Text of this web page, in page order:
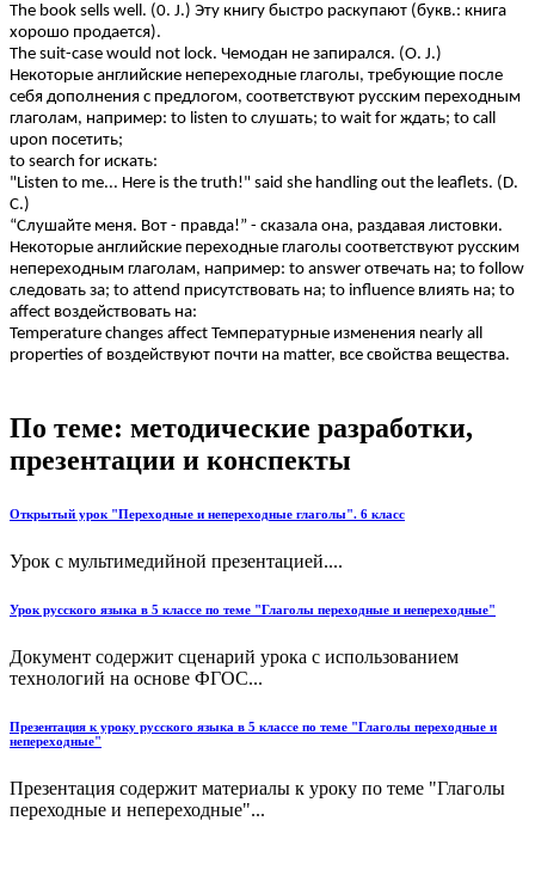
The book sells well. (0. J.) Эту книгу быстро раскупают (букв.: книга
хорошо продается).
The suit-case would not lock. Чемодан не запирался. (О. J.)
Некоторые английские непереходные глаголы, требующие после
себя дополнения с предлогом, соответствуют русским переходным
глаголам, например: to listen to слушать; to wait for ждать; to call
upon посетить;
to search for искать:
"Listen to me... Here is the truth!" said she handling out the leaflets. (D.
С.)
“Слушайте меня. Вот - правда!” - сказала она, раздавая листовки.
Некоторые английские переходные глаголы соответствуют русским
непереходным глаголам, например: to answer отвечать на; to follow
следовать за; to attend присутствовать на; to influence влиять на; to
affect воздействовать на:
Temperature changes affect Температурные изменения nearly all
properties of воздействуют почти на matter, все свойства вещества.
По теме: методические разработки,
презентации и конспекты
Открытый урок "Переходные и непереходные глаголы". 6 класс
Урок с мультимедийной презентацией....
Урок русского языка в 5 классе по теме "Глаголы переходные и непереходные"
Документ содержит сценарий урока с использованием
технологий на основе ФГОС...
Презентация к уроку русского языка в 5 классе по теме "Глаголы переходные и
непереходные"
Презентация содержит материалы к уроку по теме "Глаголы
переходные и непереходные"...